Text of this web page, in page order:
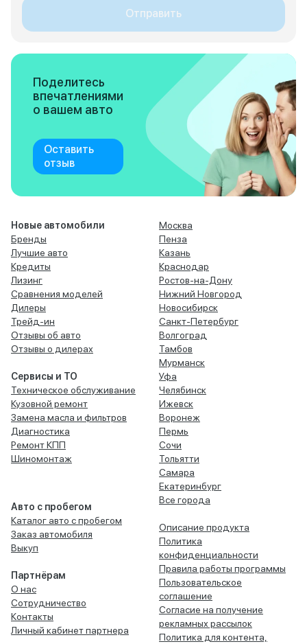
Отправить
Поделитесь
впечатлениями
о вашем авто
Оставить
отзыв
Новые автомобили
Бренды
Лучшие авто
Кредиты
Лизинг
Сравнения моделей
Дилеры
Трейд-ин
Отзывы об авто
Отзывы о дилерах
Сервисы и ТО
Техническое обслуживание
Кузовной ремонт
Замена масла и фильтров
Диагностика
Ремонт КПП
Шиномонтаж
Авто с пробегом
Каталог авто с пробегом
Заказ автомобиля
Выкуп
Партнёрам
О нас
Сотрудничество
Контакты
Личный кабинет партнера
Москва
Пенза
Казань
Краснодар
Ростов-на-Дону
Нижний Новгород
Новосибирск
Санкт-Петербург
Волгоград
Тамбов
Мурманск
Уфа
Челябинск
Ижевск
Воронеж
Пермь
Сочи
Тольятти
Самара
Екатеринбург
Все города
Описание продукта
Политика
конфиденциальности
Правила работы программы
Пользовательское
соглашение
Согласие на получение
рекламных рассылок
Политика для контента,